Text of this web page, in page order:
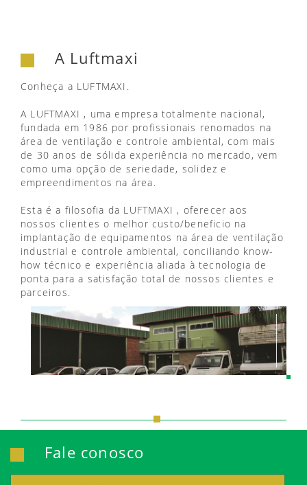
A Luftmaxi
Conheça a LUFTMAXI.
A LUFTMAXI , uma empresa totalmente nacional,
fundada em 1986 por profissionais renomados na
área de ventilação e controle ambiental, com mais
de 30 anos de sólida experiência no mercado, vem
como uma opção de seriedade, solidez e
empreendimentos na área.
Esta é a filosofia da LUFTMAXI , oferecer aos
nossos clientes o melhor custo/beneficio na
implantação de equipamentos na área de ventilação
industrial e controle ambiental, conciliando know-
how técnico e experiência aliada à tecnologia de
ponta para a satisfação total de nossos clientes e
parceiros.
Fale conosco